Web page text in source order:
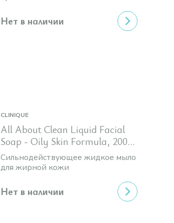
Нет в наличии
CLINIQUE
All About Clean Liquid Facial
Soap - Oily Skin Formula, 200
мл
Сильнодействующее жидкое мыло
для жирной кожи
Нет в наличии